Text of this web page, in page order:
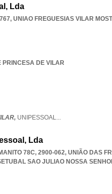
Lda
, UNIAO FREGUESIAS VILAR
DE VILAR
UNIPESSOAL...
Lda
78C, 2900-062, UNIÃO DAS
SAO JULIAO NOSSA